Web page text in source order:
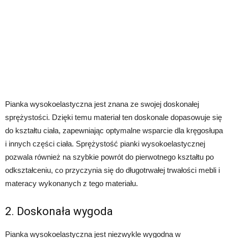
Pianka wysokoelastyczna jest znana ze swojej doskonałej
sprężystości. Dzięki temu materiał ten doskonale dopasowuje się
do kształtu ciała, zapewniając optymalne wsparcie dla kręgosłupa
i innych części ciała. Sprężystość pianki wysokoelastycznej
pozwala również na szybkie powrót do pierwotnego kształtu po
odkształceniu, co przyczynia się do długotrwałej trwałości mebli i
materacy wykonanych z tego materiału.
2. Doskonała wygoda
Pianka wysokoelastyczna jest niezwykle wygodna w